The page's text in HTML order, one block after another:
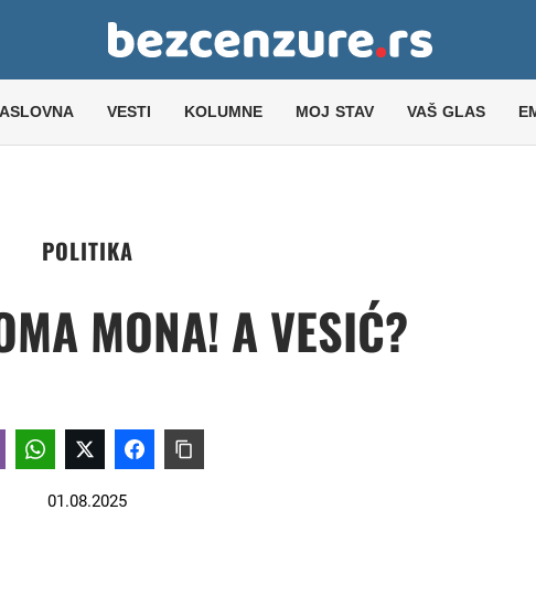
VESTI KOLUMNE MOJ STAV VAŠ GLAS
POLITIKA
MONA! A VESIĆ?
01.08.2025